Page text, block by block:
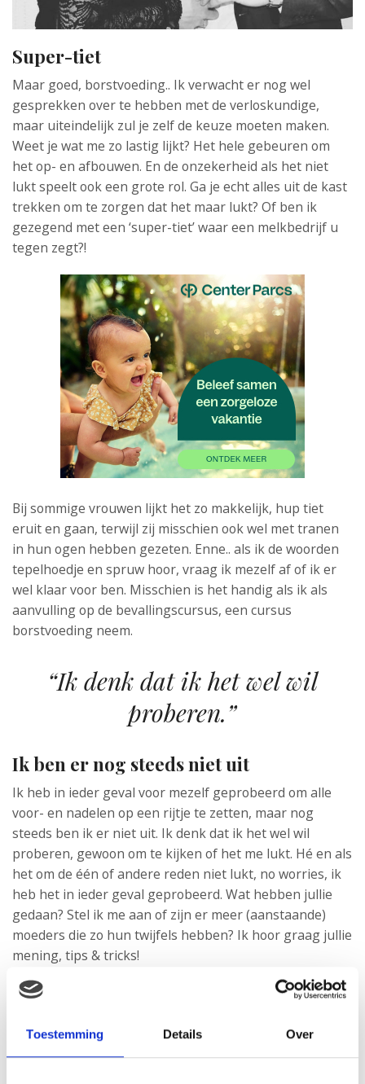
Toestemming Details Over
Super-tiet
Maar goed, borstvoeding.. Ik verwacht er nog wel
gesprekken over te hebben met de verloskundige,
maar uiteindelijk zul je zelf de keuze moeten maken.
Weet je wat me zo lastig lijkt? Het hele gebeuren om
het op- en afbouwen. En de onzekerheid als het niet
lukt speelt ook een grote rol. Ga je echt alles uit de kast
trekken om te zorgen dat het maar lukt? Of ben ik
gezegend met een ‘super-tiet’ waar een melkbedrijf u
tegen zegt?!
Bij sommige vrouwen lijkt het zo makkelijk, hup tiet
eruit en gaan, terwijl zij misschien ook wel met tranen
in hun ogen hebben gezeten. Enne.. als ik de woorden
tepelhoedje en spruw hoor, vraag ik mezelf af of ik er
wel klaar voor ben. Misschien is het handig als ik als
aanvulling op de bevallingscursus, een cursus
borstvoeding neem.
“Ik denk dat ik het wel wil
proberen.”
Ik ben er nog steeds niet uit
Ik heb in ieder geval voor mezelf geprobeerd om alle
voor- en nadelen op een rijtje te zetten, maar nog
steeds ben ik er niet uit. Ik denk dat ik het wel wil
proberen, gewoon om te kijken of het me lukt. Hé en als
het om de één of andere reden niet lukt, no worries, ik
heb het in ieder geval geprobeerd. Wat hebben jullie
gedaan? Stel ik me aan of zijn er meer (aanstaande)
moeders die zo hun twijfels hebben? Ik hoor graag jullie
mening, tips & tricks!